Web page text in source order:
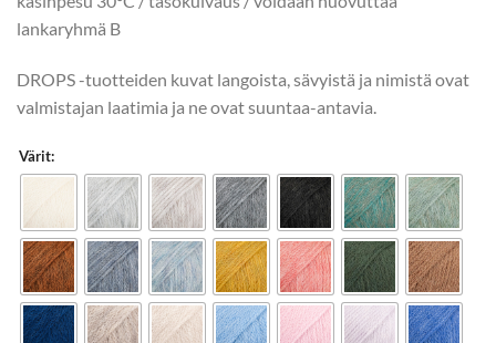
lankaryhmä B
DROPS -tuotteiden kuvat langoista, sävyistä ja nimistä ovat
valmistajan laatimia ja ne ovat suuntaa-antavia.
Värit: